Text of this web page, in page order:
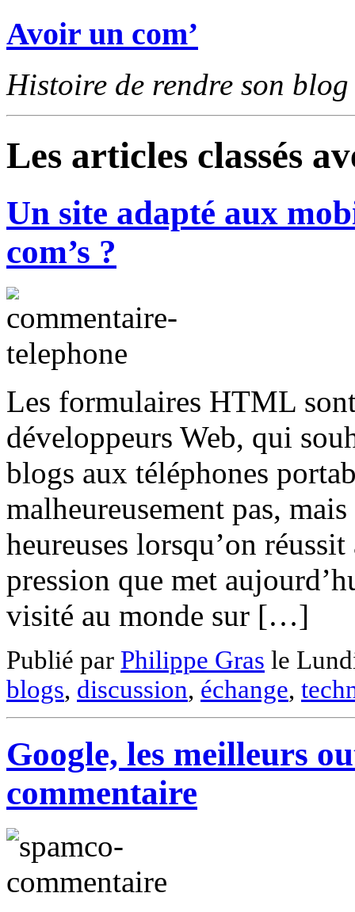
Avoir un com’
Histoire de rendre son
Les articles classés
Un site adapté aux
com’s ?
Les formulaires HTML
développeurs Web, qui
blogs aux téléphones
malheureusement pas,
heureuses lorsqu’on
pression que met
visité au monde sur […]
Publié par Philippe Gras le
blogs, discussion, échange,
Google, les meilleurs
commentaire